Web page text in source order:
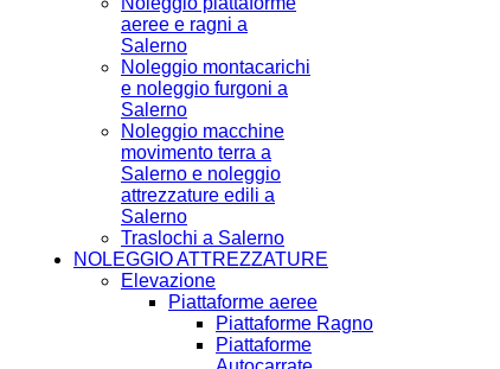
aeree e ragni a
Salerno
Noleggio montacarichi
e noleggio furgoni a
Salerno
Noleggio macchine
movimento terra a
Salerno e noleggio
attrezzature edili a
Salerno
Traslochi a Salerno
NOLEGGIO ATTREZZATURE
Elevazione
Piattaforme aeree
Piattaforme Ragno
Piattaforme